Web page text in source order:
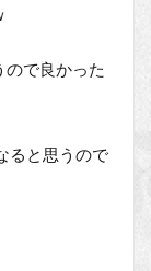
ので良かった
ると思うので